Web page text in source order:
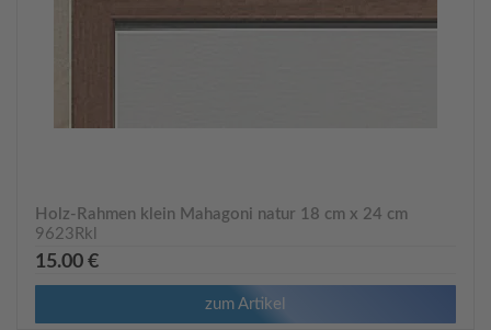
Holz-Rahmen klein Mahagoni natur 18 cm x 24 cm
9623Rkl
15.00 €
zum Artikel